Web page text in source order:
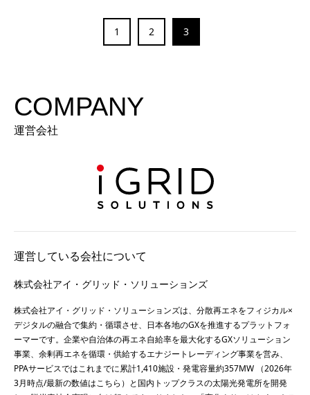
1 2 3
COMPANY
運営会社
運営している会社について
株式会社アイ・グリッド・ソリューションズ
株式会社アイ・グリッド・ソリューションズは、分散再エネをフィジカル×
デジタルの融合で集約・循環させ、日本各地のGXを推進するプラットフォ
ーマーです。企業や自治体の再エネ自給率を最大化するGXソリューション
事業、余剰再エネを循環・供給するエナジートレーディング事業を営み、
PPAサービスではこれまでに累計1,410施設・発電容量約357MW （2026年
3月時点/最新の数値はこちら ）と国内トップクラスの太陽光発電所を開発